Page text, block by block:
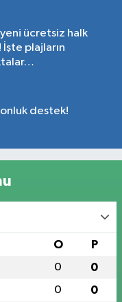
yeni ücretsiz halk
İşte plajların
destek!
O P
0 0
0 0